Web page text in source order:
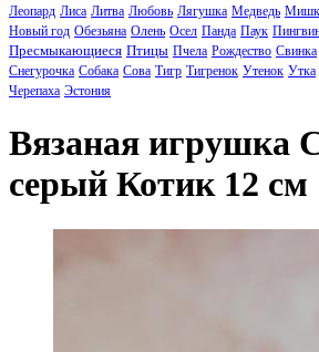
Леопард Лиса Литва Любовь Лягушка Медведь
Новый год Обезьяна Олень Осел Панда Паук
Пресмыкающиеся Птицы Пчела Рождество Свинка
Снегурочка Собака Сова Тигр Тигренок Утенок Утка
Черепаха Эстония
Вязаная игрушка
серый Котик 12 см